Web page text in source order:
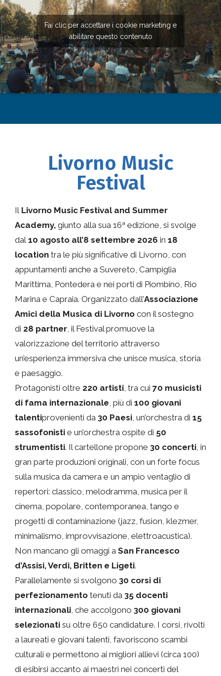
Fai clic per accettare i cookie marketing e
abilitare questo contenuto
Livorno Music
Festival
Il Livorno Music Festival and Summer
Academy, giunto alla sua 16ª edizione, si svolge
dal 10 agosto all’8 settembre 2026 in 18
location tra le più significative di Livorno, con
appuntamenti anche a Suvereto, Campiglia
Marittima, Pontedera e nei porti di Piombino, Rio
Marina e Capraia. Organizzato dall’Associazione
Amici della Musica di Livorno con il sostegno
di 28 partner , il Festival promuove la
valorizzazione del territorio attraverso
un’esperienza immersiva che unisce musica, storia
e paesaggio.
Protagonisti oltre 220 artisti , tra cui 70 musicisti
di fama internazionale , più di 100 giovani
talentiprovenienti da 30 Paesi , un’orchestra di 15
sassofonisti e un’orchestra ospite di 50
strumentisti. Il cartellone propone 30 concerti , in
gran parte produzioni originali, con un forte focus
sulla musica da camera e un ampio ventaglio di
repertori: classico, melodramma, musica per il
cinema, popolare, contemporanea, tango e
progetti di contaminazione (jazz, fusion, klezmer,
minimalismo, improvvisazione, elettroacustica).
Non mancano gli omaggi a San Francesco
d’Assisi, Verdi, Britten e Ligeti.
Parallelamente si svolgono 30 corsi di
perfezionamento tenuti da 35 docenti
internazionali , che accolgono 300 giovani
selezionati su oltre 650 candidature. I corsi, rivolti
a laureati e giovani talenti, favoriscono scambi
culturali e permettono ai migliori allievi (circa 100)
di esibirsi accanto ai maestri nei concerti del